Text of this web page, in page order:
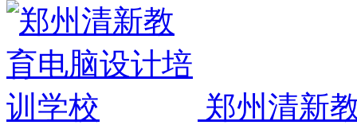
郑州清新